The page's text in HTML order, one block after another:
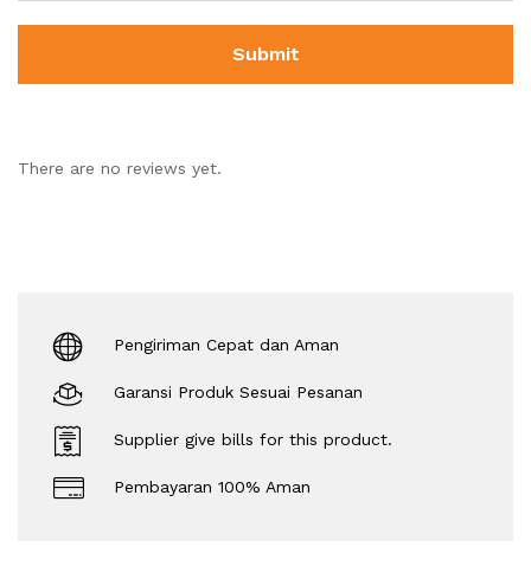
There are no reviews yet.
Pengiriman Cepat dan Aman
Garansi Produk Sesuai Pesanan
Supplier give bills for this product.
Pembayaran 100% Aman